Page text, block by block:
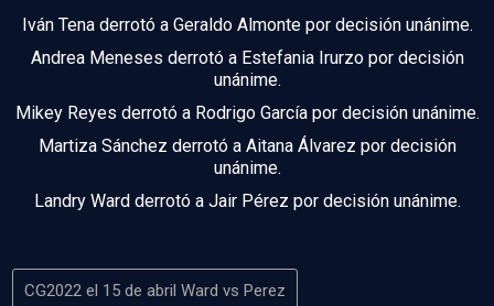
Iván Tena derrotó a Geraldo Almonte por decisión unánime.
Andrea Meneses derrotó a Estefania Irurzo por decisión
unánime.
Mikey Reyes derrotó a Rodrigo García por decisión unánime.
Martiza Sánchez derrotó a Aitana Álvarez por decisión
unánime.
Landry Ward derrotó a Jair Pérez por decisión unánime.
CG2022 el 15 de abril Ward vs Perez